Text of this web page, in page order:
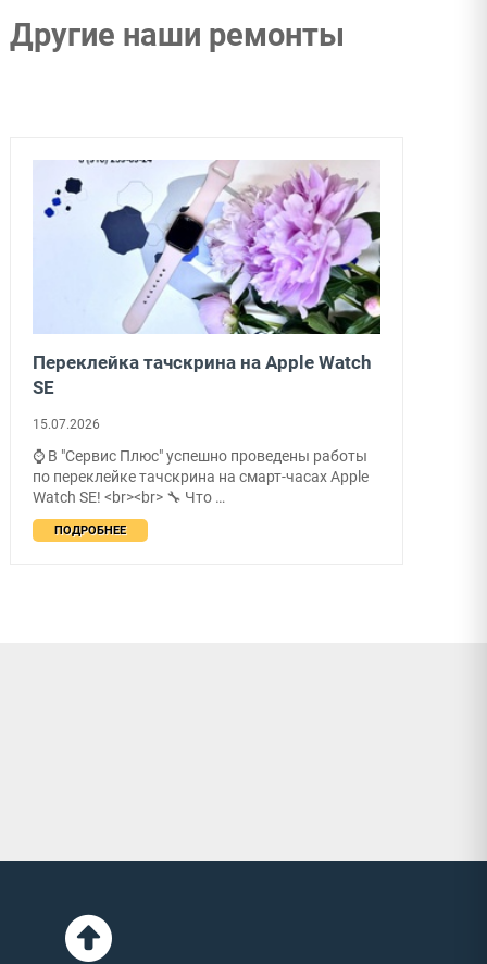
Другие наши ремонты
Переклейка тачскрина на Apple Watch
SE
15.07.2026
⌚ В "Сервис Плюс" успешно проведены работы
по переклейке тачскрина на смарт-часах Apple
Watch SE! <br><br> 🔧 Что …
ПОДРОБНЕЕ